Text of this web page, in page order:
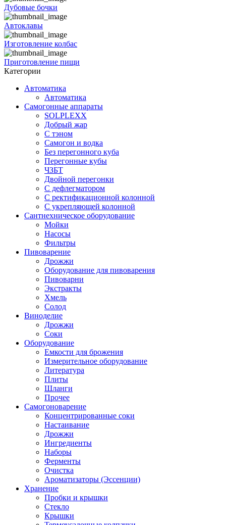
Дубовые бочки
Автоклавы
Изготовление колбас
Приготовление пищи
Категории
Автоматика
Автоматика
Самогонные аппараты
SOLPLEXX
Добрый жар
С тэном
Самогон и водка
Без перегонного куба
Перегонные кубы
ЧЗБТ
Двойной перегонки
С дефлегматором
С ректификационной колонной
С укрепляющей колонной
Сантнехническое оборудование
Мойки
Насосы
Фильтры
Пивоварение
Дрожжи
Оборудование для пивоварения
Пивоварни
Экстракты
Хмель
Солод
Виноделие
Дрожжи
Соки
Оборудование
Емкости для брожения
Измерительное оборудование
Литература
Плиты
Шланги
Прочее
Самогоноварение
Концентрированные соки
Настаивание
Дрожжи
Ингредиенты
Наборы
Ферменты
Очистка
Ароматизаторы (Эссенции)
Хранение
Пробки и крышки
Стекло
Крышки